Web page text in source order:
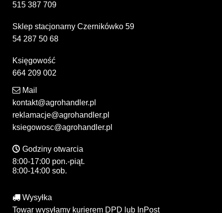
515 387 709
Sklep stacjonarny Czernikówko 59
54 287 50 68
Księgowość
664 209 002
Mail
kontakt@agrohandler.pl
reklamacje@agrohandler.pl
ksiegowosc@agrohandler.pl
Godziny otwarcia
8:00-17:00 pon.-piąt.
8:00-14:00 sob.
Wysyłka
Towar wysyłamy kurierem DPD lub InPost